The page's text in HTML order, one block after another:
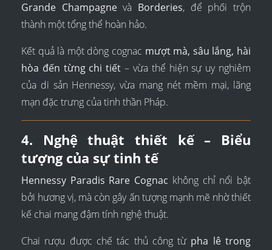
Grande Champagnevà Borderies, để phối trộn
thành một tổng thể hoàn hảo.
Kết quả là một dòng cognac mượt mà, sâu lắng, hài
hòa đến từng chi tiết – vừa thể hiện sự uy nghiêm
của di sản Hennessy, vừa mang nét mềm mại, lãng
mạn đặc trưng của tinh thần Pháp.
4. Nghệ thuật thiết kế – Biểu
tượng của sự tinh tế
Hennessy Paradis Rare Cognac không chỉ nổi bật
bởi hương vị, mà còn gây ấn tượng mạnh mẽ nhờ thiết
kế chai mang đậm tính nghệ thuật.
Chai rượu được chế tác thủ công từ pha lê trong